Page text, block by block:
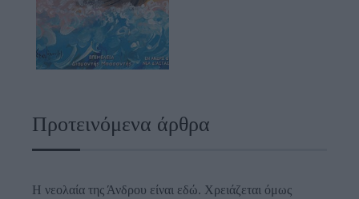
Προτεινόμενα άρθρα
Η νεολαία της Άνδρου είναι εδώ. Χρειάζεται όμως